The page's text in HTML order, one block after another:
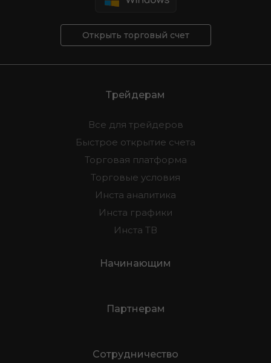
Открыть торговый счет
Трейдерам
Все для трейдеров
Быстрое открытие счета
Торговая платформа
Торговые условия
Инста аналитика
Инста графики
Инста ТВ
Начинающим
Партнерам
Сотрудничество